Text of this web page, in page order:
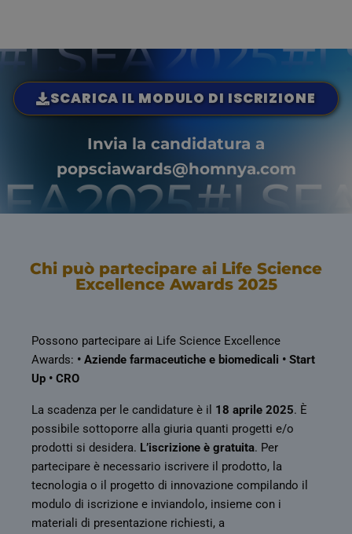
SCARICA IL MODULO DI ISCRIZIONE
Invia la candidatura a
popsciawards@homnya.com
Chi può partecipare ai Life Science
Excellence Awards 2025
Possono partecipare ai Life Science Excellence
Awards: • Aziende farmaceutiche e biomedicali • Start
Up • CRO
La scadenza per le candidature è il 18 aprile 2025. È
possibile sottoporre alla giuria quanti progetti e/o
prodotti si desidera. L’iscrizione è gratuita. Per
partecipare è necessario iscrivere il prodotto, la
tecnologia o il progetto di innovazione compilando il
modulo di iscrizione e inviandolo, insieme con i
materiali di presentazione richiesti, a